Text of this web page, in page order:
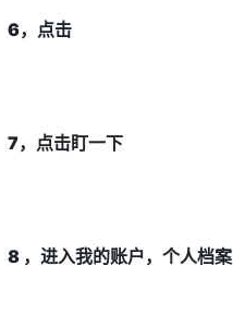
6，点击
7，点击盯一下
8 ，进入我的账户，个人档案